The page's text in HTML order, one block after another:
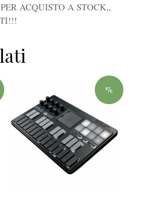
ACQUISTO A STOCK,,
%